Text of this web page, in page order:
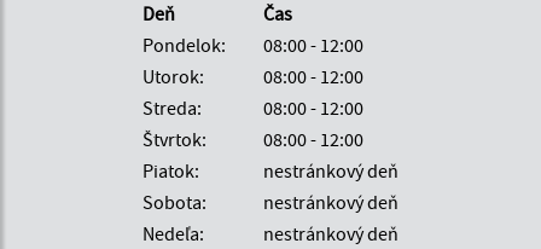
Deň
Čas
Pondelok:
08:00 - 12:00
Utorok:
08:00 - 12:00
Streda:
08:00 - 12:00
Štvrtok:
08:00 - 12:00
Piatok:
nestránkový deň
Sobota:
nestránkový deň
Nedeľa:
nestránkový deň